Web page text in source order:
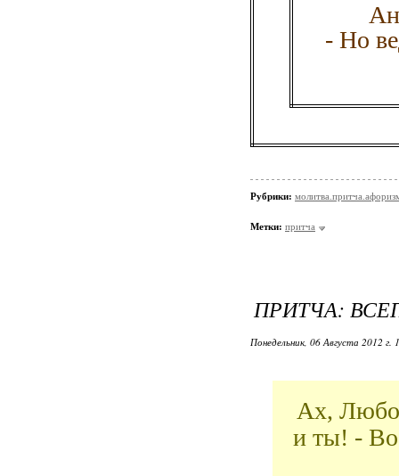
- Но
Рубрики:
Метки: притча
ПРИТЧА:
Понедельник, 06 Августа 2012 г.
Ах,
и ты! -